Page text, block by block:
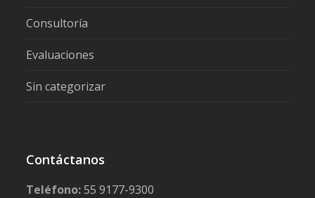
Consultoría
Evaluaciones
Sin categorizar
Contáctanos
Teléfono:55 9177-9300